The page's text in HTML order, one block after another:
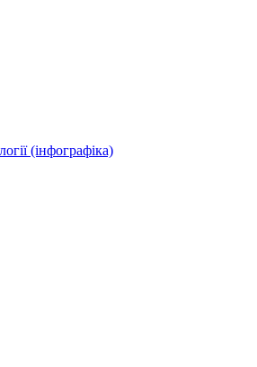
(інфографіка)